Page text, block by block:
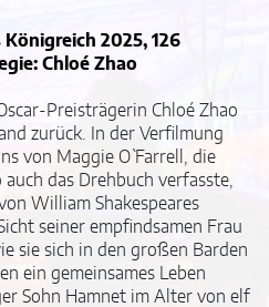
Königreich 2025, 126
Chloé Zhao
Preisträgerin Chloé Zhao
zurück. In der Verfilmung
Maggie O` Farrell, die
das Drehbuch verfasste,
William Shakespeares
seiner empfindsamen Frau
sie sich in den großen Barden
ein gemeinsames Leben
Sohn Hamnet im Alter von elf
eines der großen Dramen der